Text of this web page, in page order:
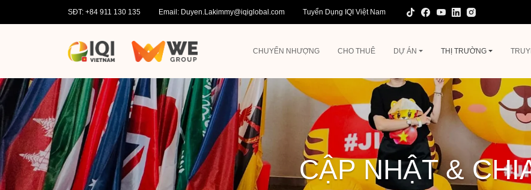
SĐT: +84 911 130 135 Email: Duyen.Lakimmy@iqiglobal.com Tuyển Dụng IQI Việt Nam
CHUYỂN NHƯỢNG CHO THUÊ DỰ ÁN THỊ TRƯỜNG
CẬP NHẬT &